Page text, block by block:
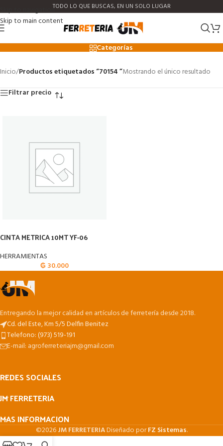
Skip to navigation
Skip to main content
TODO LO QUE BUSCAS, EN UN SOLO LUGAR
70154
Categorías
Inicio/Productos etiquetados “70154 ”Mostrando el único resultado
Filtrar precio
CINTA METRICA 10MT YF-06
HERRAMIENTAS
₲ 30.000
Entregando la mejor calidad en artículos de ferretería desde 2018.
Cd. del Este, Km 5/5 Delfin Benitez
Telefono: (973) 519-191
E-mail: agroferreteriajm@gmail.com
REDES SOCIALES
JM FERRETERIA
MAS INFORMACION
©2026JM FERRETERIADiseñado porFZ Sistemas.